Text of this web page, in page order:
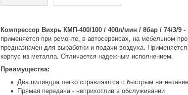
Компрессор Вихрь КМП-400/100 / 400л/мин / 8бар / 74/3/9 -
применяется при ремонте, в автосервисах, на мебельном
предназначен для выработки и подачи воздуха.
корпус из металла. Отличается надежным исполнением.
Преимущества:
Два цилиндра легко справляются с быстрым
Прямая передача - неприхотлив в обслуживании